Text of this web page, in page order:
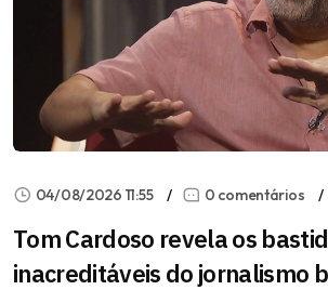
04/08/2026 11:55 0 comentários
Tom Cardoso revela os
inacreditáveis do jornalismo